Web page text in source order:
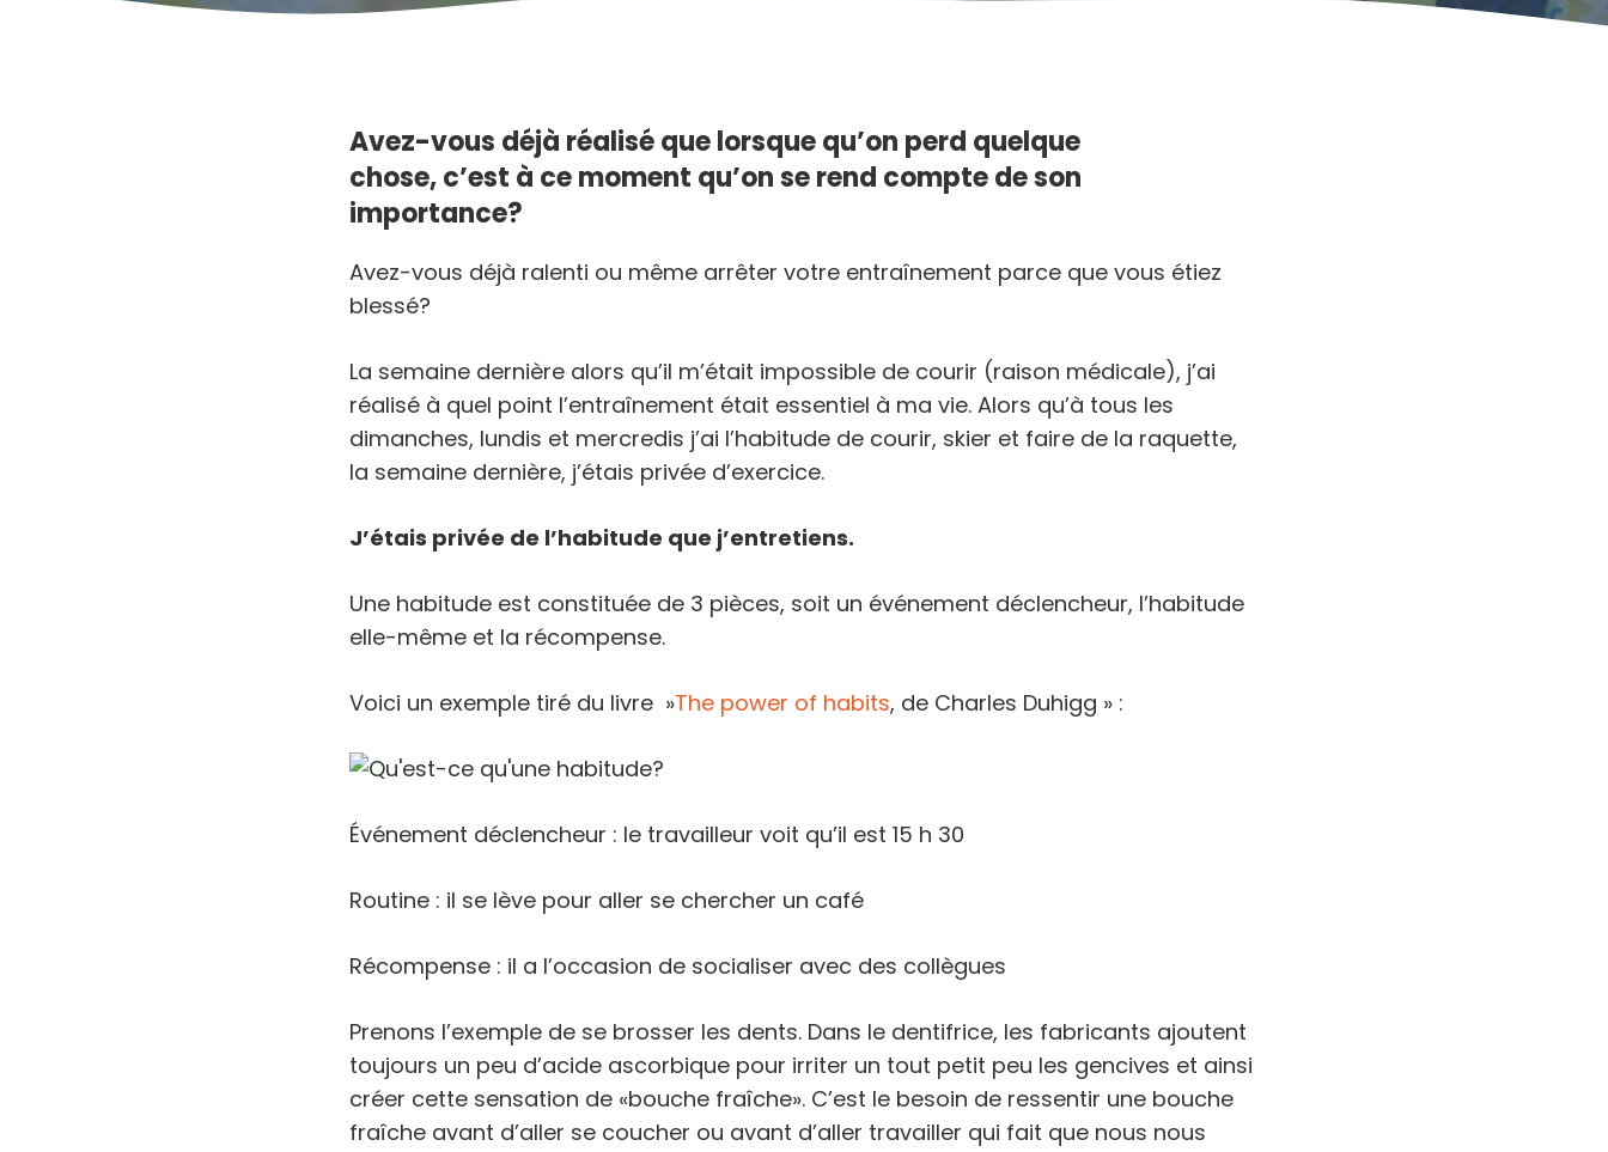
Avez-vous déjà réalisé que lorsque qu’on perd quelque
chose,c’est à ce moment qu’on se rend compte de son
importance?
Avez-vous déjà ralenti ou même arrêter votre entraînement parce que vous étiez
blessé?
La semaine dernière alors qu’il m’était impossible de courir (raison médicale), j’ai
réalisé à quel point l’entraînement était essentiel à ma vie. Alors qu’à tous les
dimanches, lundis et mercredis j’ai l’habitude de courir, skier et faire de la raquette,
la semaine dernière, j’étais privée d’exercice.
J’étais privée de l’habitude que j’entretiens.
Une habitude est constituée de 3 pièces, soit un événement déclencheur, l’habitude
elle-même et la récompense.
Voici un exemple tiré du livre »The power of habits, de Charles Duhigg » :
Événement déclencheur : le travailleur voit qu’il est 15 h 30
Routine : il se lève pour aller se chercher un café
Récompense : il a l’occasion de socialiser avec des collègues
Prenons l’exemple de se brosser les dents. Dans le dentifrice, les fabricants ajoutent
toujours un peu d’acide ascorbique pour irriter un tout petit peu les gencives et ainsi
créer cette sensation de «bouche fraîche». C’est le besoin de ressentir une bouche
fraîche avant d’aller se coucher ou avant d’aller travailler qui fait que nous nous